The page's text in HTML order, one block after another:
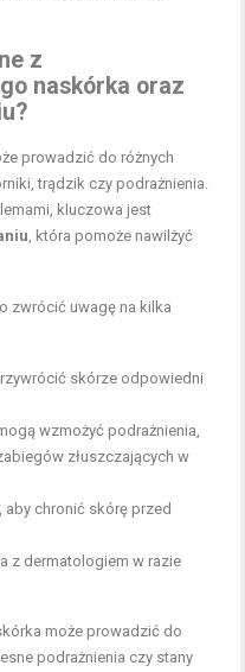
z
naskórka oraz
prowadzić do różnych
trądzik czy podrażnienia.
kluczowa jest
, która pomoże nawilżyć
zwrócić uwagę na kilka
skórze odpowiedni
wzmożyć podrażnienia,
złuszczających w
chronić skórę przed
z dermatologiem w razie
może prowadzić do
podrażnienia czy stany